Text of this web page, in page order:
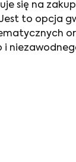
się na
Jest to opcja
i